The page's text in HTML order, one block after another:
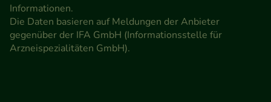
Informationen.
Die Daten basieren auf Meldungen der Anbieter
gegenüber der IFA GmbH (Informationsstelle für
Arzneispezialitäten GmbH).